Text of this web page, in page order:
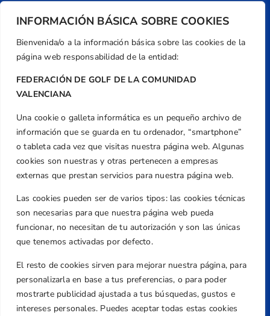
INFORMACIÓN BÁSICA SOBRE COOKIES
Bienvenida/o a la información básica sobre las cookies de la
página web responsabilidad de la entidad:
FEDERACIÓN DE GOLF DE LA COMUNIDAD
VALENCIANA
Una cookie o galleta informática es un pequeño archivo de
información que se guarda en tu ordenador, “smartphone”
o tableta cada vez que visitas nuestra página web. Algunas
cookies son nuestras y otras pertenecen a empresas
externas que prestan servicios para nuestra página web.
Las cookies pueden ser de varios tipos: las cookies técnicas
son necesarias para que nuestra página web pueda
funcionar, no necesitan de tu autorización y son las únicas
que tenemos activadas por defecto.
El resto de cookies sirven para mejorar nuestra página, para
personalizarla en base a tus preferencias, o para poder
mostrarte publicidad ajustada a tus búsquedas, gustos e
intereses personales. Puedes aceptar todas estas cookies
Dirección
Centre de L´Esport, Carrer d'Isaac Peral i
Caballero, Nº 5, Despachos 2 y 3, 46980,
Valencia
+34 961 367 799
Email
federacion@golfcv.com
Aviso Legal
Política de Privacidad
Transparencia